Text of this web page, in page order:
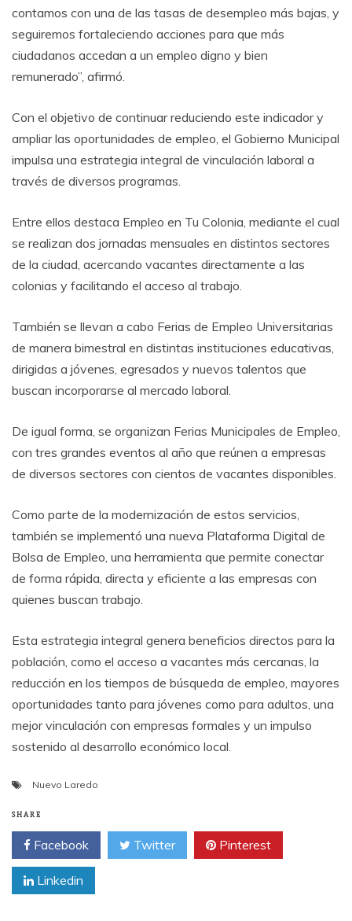
contamos con una de las tasas de desempleo más bajas, y
seguiremos fortaleciendo acciones para que más
ciudadanos accedan a un empleo digno y bien
remunerado”, afirmó.
Con el objetivo de continuar reduciendo este indicador y
ampliar las oportunidades de empleo, el Gobierno Municipal
impulsa una estrategia integral de vinculación laboral a
través de diversos programas.
Entre ellos destaca Empleo en Tu Colonia, mediante el cual
se realizan dos jornadas mensuales en distintos sectores
de la ciudad, acercando vacantes directamente a las
colonias y facilitando el acceso al trabajo.
También se llevan a cabo Ferias de Empleo Universitarias
de manera bimestral en distintas instituciones educativas,
dirigidas a jóvenes, egresados y nuevos talentos que
buscan incorporarse al mercado laboral.
De igual forma, se organizan Ferias Municipales de Empleo,
con tres grandes eventos al año que reúnen a empresas
de diversos sectores con cientos de vacantes disponibles.
Como parte de la modernización de estos servicios,
también se implementó una nueva Plataforma Digital de
Bolsa de Empleo, una herramienta que permite conectar
de forma rápida, directa y eficiente a las empresas con
quienes buscan trabajo.
Esta estrategia integral genera beneficios directos para la
población, como el acceso a vacantes más cercanas, la
reducción en los tiempos de búsqueda de empleo, mayores
oportunidades tanto para jóvenes como para adultos, una
mejor vinculación con empresas formales y un impulso
sostenido al desarrollo económico local.
Nuevo Laredo
SHARE
Facebook Twitter Pinterest
Linkedin